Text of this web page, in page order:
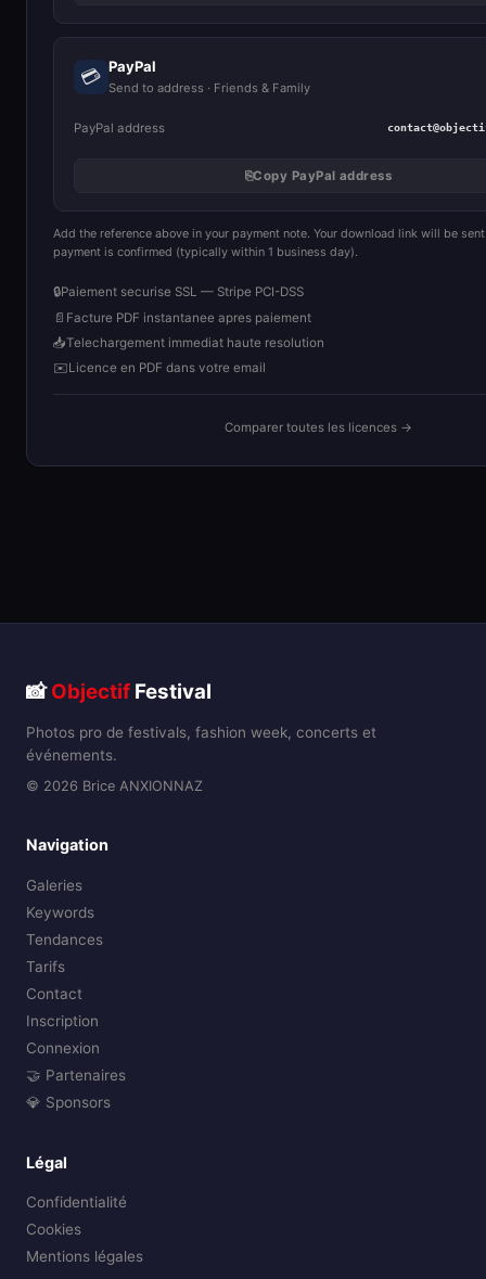
💳 PayPal
Send to address · Friends & Family
PayPal address
⎘Copy PayPal address
Add the reference above in your payment note. Your download link will be
payment is confirmed (typically within 1 business day).
🔒Paiement securise SSL — Stripe PCI-DSS
📄 Facture PDF instantanee apres paiement
📥Telechargement immediat haute resolution
✉️Licence en PDF dans votre email
Comparer toutes les licences →
📸Objectif Festival
Photos pro de festivals, fashion week, concerts et
événements.
© 2026 Brice ANXIONNAZ
Navigation
Galeries
Keywords
Tendances
Tarifs
Contact
Inscription
Connexion
🤝 Partenaires
💎 Sponsors
Légal
Confidentialité
Cookies
Mentions légales